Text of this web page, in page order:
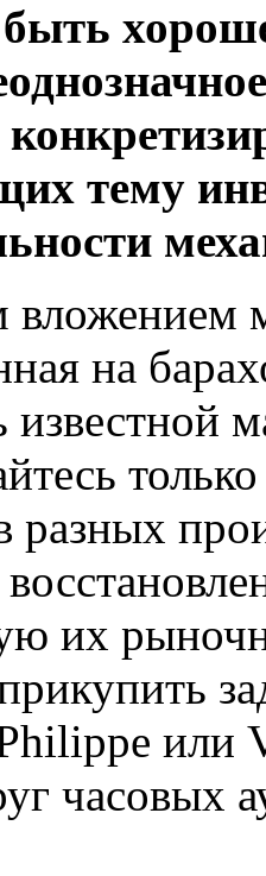
тему
на
известной
разных
их
или
часовых